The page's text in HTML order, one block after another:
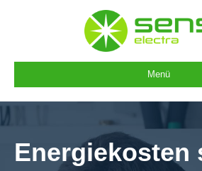
Menü
Energiekosten